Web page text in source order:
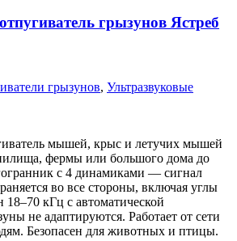
грызунов Ястреб
грызунов, Ультразвуковые
мышей, крыс и летучих мышей
фермы или большого дома до
с 4 динамиками — сигнал
во все стороны, включая углы
кГц с автоматической
не адаптируются. Работает от сети
Безопасен для животных и птицы.